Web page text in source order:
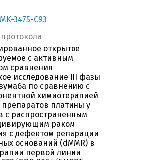
3475-С93
открытое
с активным
сравнения
исследование III фазы
по сравнению c
химиотерапией
препаратов платины у
с распространенным
раком
с дефектом репарации
оснований (dMMR) в
первой линии